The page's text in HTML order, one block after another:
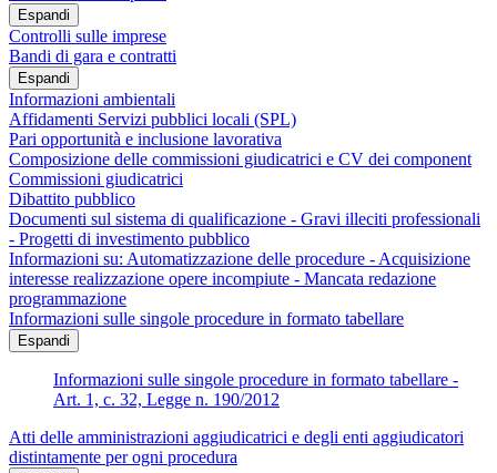
Espandi
Controlli sulle imprese
Bandi di gara e contratti
Espandi
Informazioni ambientali
Affidamenti Servizi pubblici locali (SPL)
Pari opportunità e inclusione lavorativa
Composizione delle commissioni giudicatrici e CV dei component
Commissioni giudicatrici
Dibattito pubblico
Documenti sul sistema di qualificazione - Gravi illeciti professionali
- Progetti di investimento pubblico
Informazioni su: Automatizzazione delle procedure - Acquisizione
interesse realizzazione opere incompiute - Mancata redazione
programmazione
Informazioni sulle singole procedure in formato tabellare
Espandi
Informazioni sulle singole procedure in formato tabellare -
Art. 1, c. 32, Legge n. 190/2012
Atti delle amministrazioni aggiudicatrici e degli enti aggiudicatori
distintamente per ogni procedura